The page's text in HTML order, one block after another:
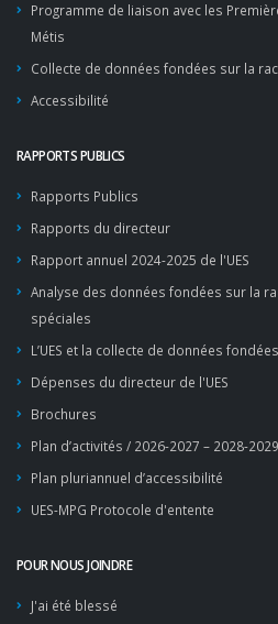
Programme de liaison avec les
Métis
Collecte de données fondées sur la
Accessibilité
RAPPORTS PUBLICS
Rapports Publics
Rapports du directeur
Rapport annuel 2024-2025 de l'UES
Analyse des données fondées sur la
spéciales
L’UES et la collecte de données
Dépenses du directeur de l'UES
Brochures
Plan d’activités / 2026-2027 – 2028-2029
Plan pluriannuel d’accessibilité
UES-MPG Protocole d'entente
POUR NOUS JOINDRE
J'ai été blessé